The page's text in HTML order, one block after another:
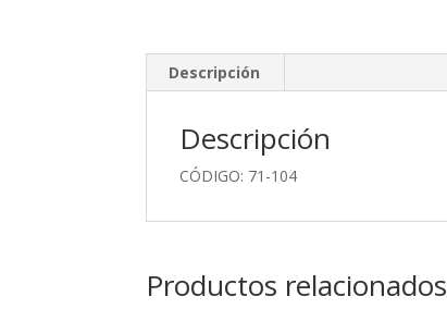
Descripción
Descripción
CÓDIGO: 71-104
Productos relacionados